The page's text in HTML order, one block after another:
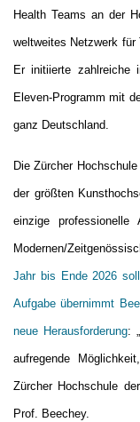
Health Teams an der
weltweites Netzwerk für
Er initiierte zahlreiche
Eleven-Programm mit
ganz Deutschland.
Die Zürcher
der größten
einzige professionelle
Modernen/
Jahr bis Ende 2026
Aufgabe übernimmt
neue Herausforderung:
aufregende
Zürcher Hochschule
Prof. Beechey.